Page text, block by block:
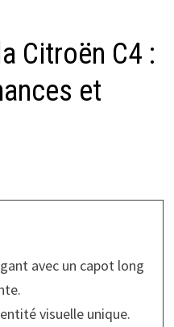
Citroën C4 :
et
avec un capot long
visuelle unique.